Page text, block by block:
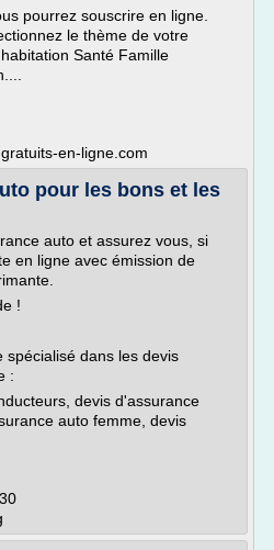
pourrez souscrire en ligne.
le thème de votre
Santé Famille
en-ligne.com
pour les bons et les
auto et assurez vous, si
en ligne avec émission de
!
spécialisé dans les devis
:
devis d'assurance
auto femme, devis